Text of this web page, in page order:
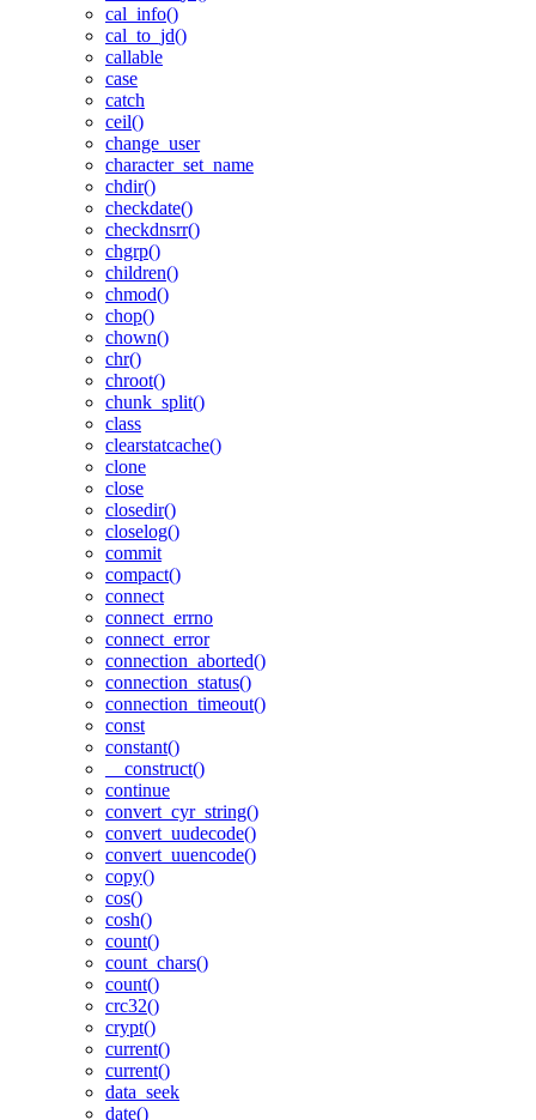
cal_info()
cal_to_jd()
callable
case
catch
ceil()
change_user
character_set_name
chdir()
checkdate()
checkdnsrr()
chgrp()
children()
chmod()
chop()
chown()
chr()
chroot()
chunk_split()
class
clearstatcache()
clone
close
closedir()
closelog()
commit
compact()
connect
connect_errno
connect_error
connection_aborted()
connection_status()
connection_timeout()
const
constant()
__construct()
continue
convert_cyr_string()
convert_uudecode()
convert_uuencode()
copy()
cos()
cosh()
count()
count_chars()
count()
crc32()
crypt()
current()
current()
data_seek
date()